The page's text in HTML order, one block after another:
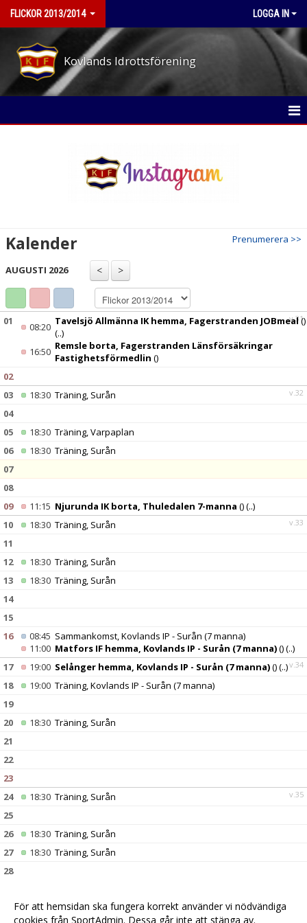
FLICKOR 2013/2014 LOGGA IN
Kovlands Idrottsförening
BILDGALLERI
DOKUMENT
Prenumerera >>
Kalender
AUGUSTI 2026
v.31
01 08:20 Tavelsjö Allmänna IK hemma, Fagerstranden JOBmeal()
(..)
16:50 Remsle borta, Fagerstranden Länsförsäkringar
Fastighetsförmedlin ()
02
v.32
03 18:30 Träning, Surån
04
05
18:30 Träning, Varpaplan
06
18:30 Träning, Surån
07
08
09
11:15 Njurunda IK borta, Thuledalen 7-manna ()(..)
v.33
10 18:30 Träning, Surån
11
12
18:30 Träning, Surån
13
18:30 Träning, Surån
14
15
16
08:45 Sammankomst, Kovlands IP - Surån (7 manna)
11:00 Matfors IF hemma, Kovlands IP - Surån (7 manna)()(..)
v.34
17 19:00 Selånger hemma, Kovlands IP - Surån (7 manna)()(..)
18
19:00 Träning, Kovlands IP - Surån (7 manna)
19
20
18:30 Träning, Surån
21
22
23
v.35
24 18:30 Träning, Surån
25
26
18:30 Träning, Surån
27
18:30 Träning, Surån
28
För att hemsidan ska fungera korrekt använder vi nödvändiga
cookies från SportAdmin. Dessa går inte att stänga av.